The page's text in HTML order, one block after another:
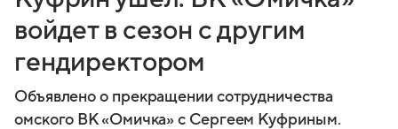
войдет в сезон с другим
гендиректором
Объявлено о прекращении сотрудничества
омского ВК «Омичка» с Сергеем Куфриным.